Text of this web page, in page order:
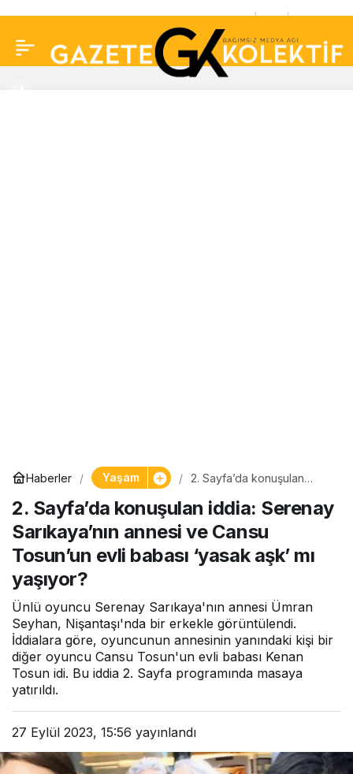
Haberler Yaşam
2. Sayfa’da konuşulan
annesi ve Cansu Tosun’un
evli babası ‘yasak aşk’ mı
yaşıyor?
2. Sayfa’da konuşulan iddia: Serenay
Sarıkaya’nın annesi ve Cansu
Tosun’un evli babası ‘yasak aşk’ mı
yaşıyor?
Ünlü oyuncu Serenay Sarıkaya'nın annesi Ümran
Seyhan, Nişantaşı'nda bir erkekle görüntülendi.
İddialara göre, oyuncunun annesinin yanındaki kişi bir
diğer oyuncu Cansu Tosun'un evli babası Kenan
Tosun idi. Bu iddia 2. Sayfa programında masaya
yatırıldı.
27 Eylül 2023, 15:56 yayınlandı
uyarlanacak olan